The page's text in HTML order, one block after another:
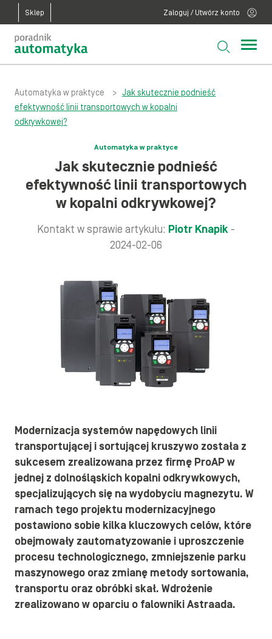
Sklep Zaloguj / Utwórz konto
Automatyka w praktyce >
Jak skutecznie podnieść
efektywność linii transportowych w kopalni
odkrywkowej?
Automatyka w praktyce
Jak skutecznie podnieść
efektywność linii transportowych
w kopalni odkrywkowej?
Kontakt w sprawie artykułu: Piotr Knapik -
2024-02-06
Modernizacja systemów napędowych linii
transportującej i sortującej kruszywo została z
sukcesem zrealizowana przez firmę ProAP w
jednej z dolnośląskich kopalni odkrywkowych,
specjalizujących się na wydobyciu magnezytu. W
ramach tego projektu modernizacyjnego
postawiono sobie kilka kluczowych celów, które
obejmowały zautomatyzowanie i uproszczenie
procesu technologicznego, zmniejszenie parku
maszynowego oraz zmianę metody sortowania,
transportu oraz obróbki skał. Wdrożenie
zrealizowano w oparciu o falowniki Astraada.